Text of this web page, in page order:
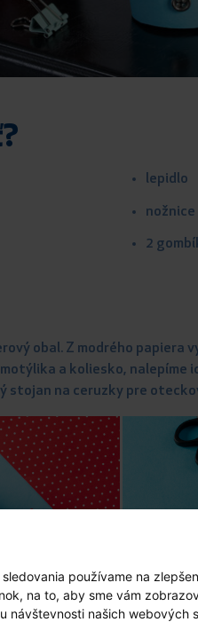
používame na
na to, aby sme vám
návštevnosti našich webových
lepidlo
nožnice
2
obal. Z modrého
a koliesko, nalepíme
stojan na ceruzky pre